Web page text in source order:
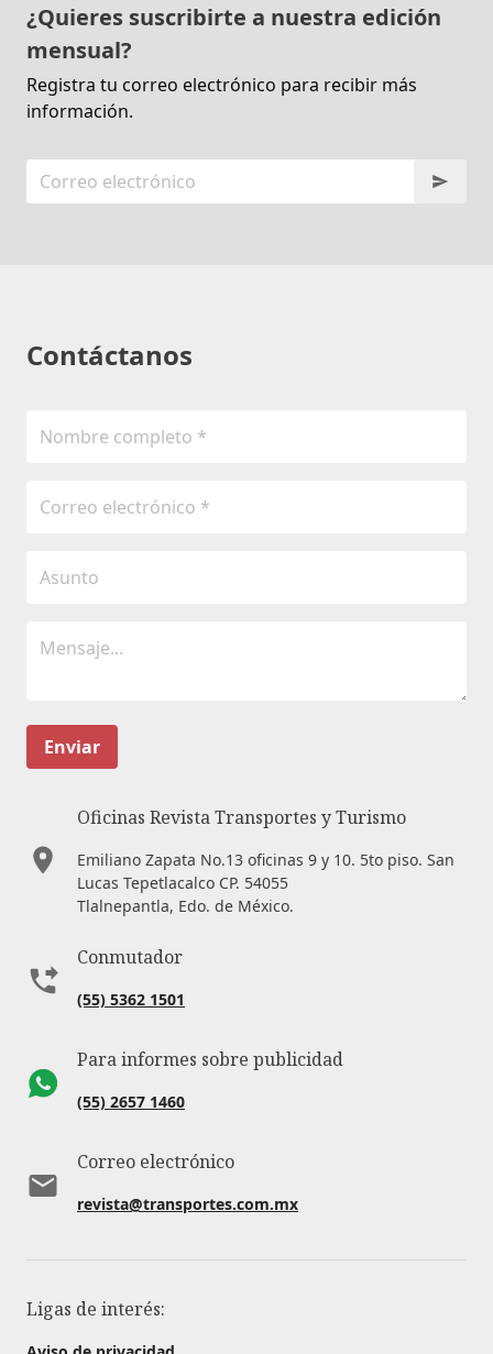
¿Quieres suscribirte a nuestra edición
mensual?
Registra tu correo electrónico para recibir más
información.
Contáctanos
Enviar
Oficinas Revista Transportes y Turismo
Emiliano Zapata No.13 oficinas 9 y 10. 5to piso. San
Lucas Tepetlacalco CP. 54055
Tlalnepantla, Edo. de México.
Conmutador
(55) 5362 1501
Para informes sobre publicidad
(55) 2657 1460
Correo electrónico
revista@transportes.com.mx
Ligas de interés: